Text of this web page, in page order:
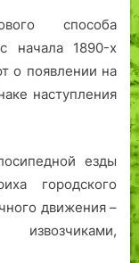
способа
начала 1890-х
о появлении на
наступления
езды
городского
движения –